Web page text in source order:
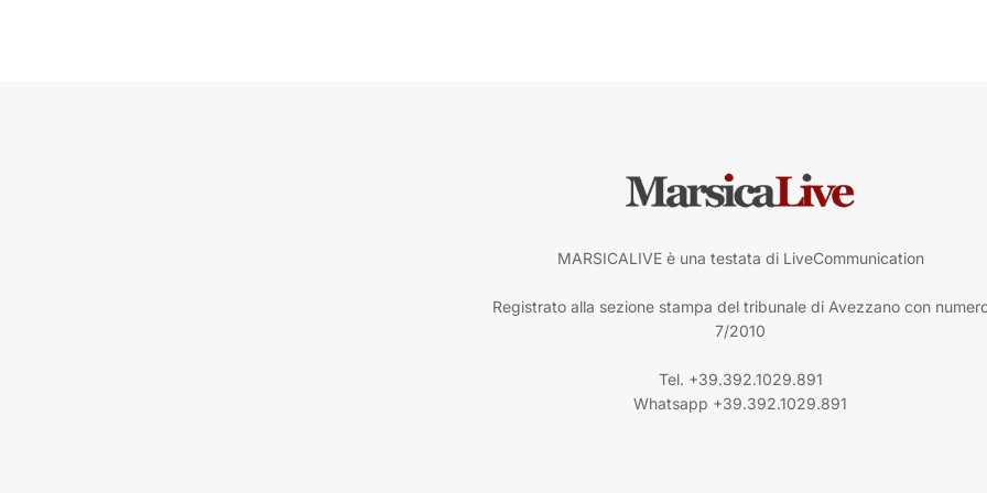
MARSICALIVE è una testata di LiveCommunication
Registrato alla sezione stampa del tribunale di Avezzano con
7/2010
Tel. +39.392.1029.891
Whatsapp +39.392.1029.891